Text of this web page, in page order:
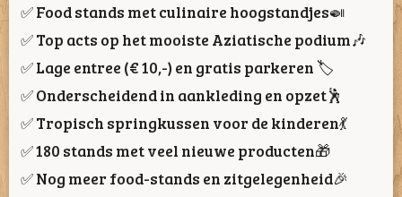
✅ Food stands met culinaire hoogstandjes🍛
✅ Top acts op het mooiste Aziatische podium🎶
✅ Lage entree (€ 10,-) en gratis parkeren 🏷
✅ Onderscheidend in aankleding en opzet🕺
✅ Tropisch springkussen voor de kinderen💃
✅ 180 stands met veel nieuwe producten🎁
✅ Nog meer food-stands en zitgelegenheid🎉